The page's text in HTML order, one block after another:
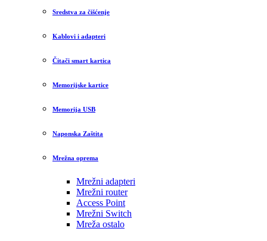
Sredstva za čišćenje
Kablovi i adapteri
Čitači smart kartica
Memorijske kartice
Memorija USB
Naponska Zaštita
Mrežna oprema
Mrežni adapteri
Mrežni router
Access Point
Mrežni Switch
Mreža ostalo